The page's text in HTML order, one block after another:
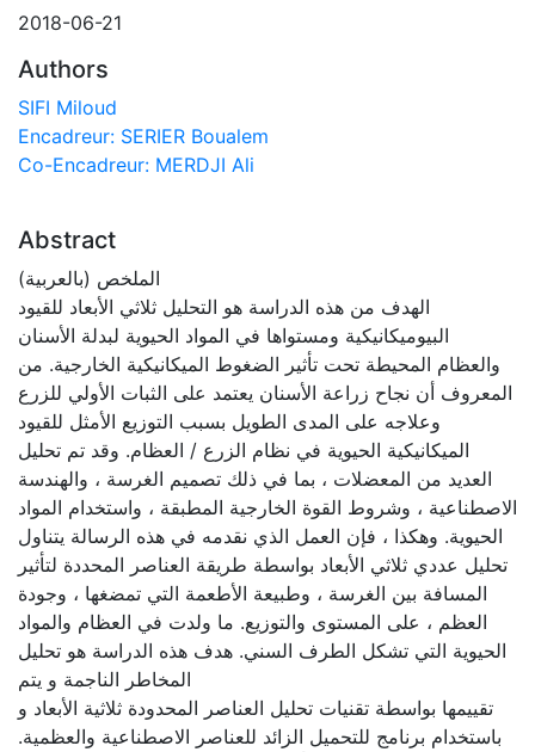
2018-06-21
Authors
SIFI Miloud
Encadreur: SERIER Boualem
Co-Encadreur: MERDJI Ali
Abstract
الملخص (بالعربية)
الهدف من هذه الدراسة هو التحليل ثلاثي الأبعاد للقيود
البيوميكانيكية ومستواها في المواد الحيوية لبدلة الأسنان
والعظام المحيطة تحت تأثير الضغوط الميكانيكية الخارجية. من
المعروف أن نجاح زراعة الأسنان يعتمد على الثبات الأولي للزرع
وعلاجه على المدى الطويل بسبب التوزيع الأمثل للقيود
الميكانيكية الحيوية في نظام الزرع / العظام. وقد تم تحليل
العديد من المعضلات ، بما في ذلك تصميم الغرسة ، والهندسة
الاصطناعية ، وشروط القوة الخارجية المطبقة ، واستخدام المواد
الحيوية. وهكذا ، فإن العمل الذي نقدمه في هذه الرسالة يتناول
تحليل عددي ثلاثي الأبعاد بواسطة طريقة العناصر المحددة لتأثير
المسافة بين الغرسة ، وطبيعة الأطعمة التي تمضغها ، وجودة
العظم ، على المستوى والتوزيع. ما ولدت في العظام والمواد
الحيوية التي تشكل الطرف السني. هدف هذه الدراسة هو تحليل
المخاطر الناجمة و يتم
تقييمها بواسطة تقنيات تحليل العناصر المحدودة ثلاثية الأبعاد و
باستخدام برنامج للتحميل الزائد للعناصر الاصطناعية والعظمية.